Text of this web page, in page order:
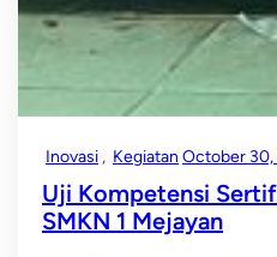
Inovasi , Kegiatan October 30,
Uji Kompetensi
SMKN 1 Mejayan